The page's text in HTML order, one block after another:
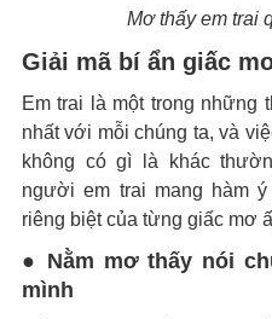
Mơ thấy em trai
Giải mã bí ẩn giấc
Em trai là một trong những
nhất với mỗi chúng ta, và
không có gì là khác
người em trai mang hàm
riêng biệt của từng giấc mơ
● Nằm mơ thấy nói
mình